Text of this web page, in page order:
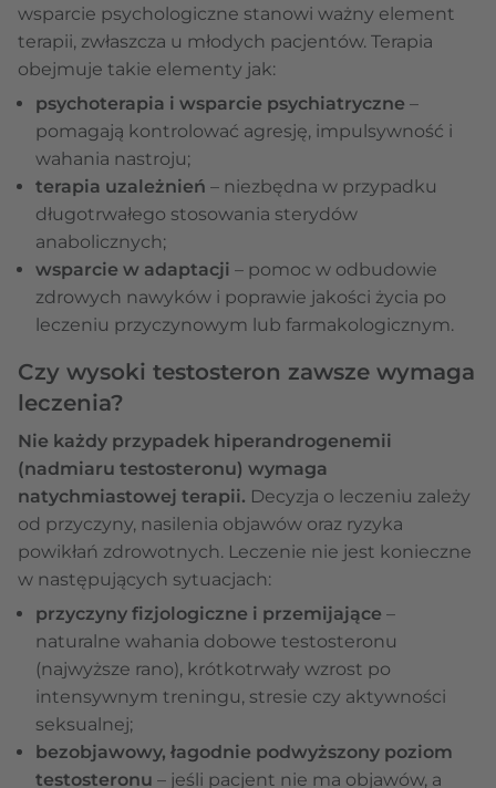
wsparcie psychologiczne stanowi ważny element
terapii, zwłaszcza u młodych pacjentów. Terapia
obejmuje takie elementy jak:
psychoterapia i wsparcie psychiatryczne –
pomagają kontrolować agresję, impulsywność i
wahania nastroju;
terapia uzależnień – niezbędna w przypadku
długotrwałego stosowania sterydów
anabolicznych;
wsparcie w adaptacji – pomoc w odbudowie
zdrowych nawyków i poprawie jakości życia po
leczeniu przyczynowym lub farmakologicznym.
Czy wysoki testosteron zawsze wymaga
leczenia?
Nie każdy przypadek hiperandrogenemii
(nadmiaru testosteronu) wymaga
natychmiastowej terapii. Decyzja o leczeniu zależy
od przyczyny, nasilenia objawów oraz ryzyka
powikłań zdrowotnych. Leczenie nie jest konieczne
w następujących sytuacjach:
przyczyny fizjologiczne i przemijające –
naturalne wahania dobowe testosteronu
(najwyższe rano), krótkotrwały wzrost po
intensywnym treningu, stresie czy aktywności
seksualnej;
bezobjawowy, łagodnie podwyższony poziom
testosteronu – jeśli pacjent nie ma objawów, a